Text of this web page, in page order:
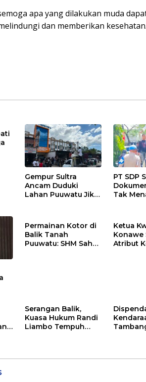
apa yang dilakukan muda
dan memberikan
Gempur Sultra
Ancam Duduki
Lahan Puuwatu Jika
PT SDP
Tak
Permainan Kotor di
Balik Tanah
Puuwatu: SHM Sah
Ketua
Konawe
Atribut
Serangan Balik,
Kuasa Hukum Randi
Liambo Tempuh